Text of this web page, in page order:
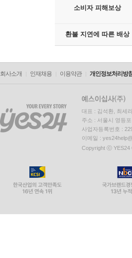
소비자 피해보상
환불 지연에 따른 배상
회사소개 인재채용 이용약관 개인정보처리방
대표 : 김석환, 최세
주소 : 서울시 영등
사업자등록번호 :
이메일 :
Copyright ⓒ YES24